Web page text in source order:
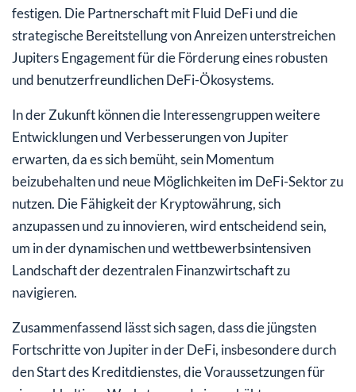
festigen. Die Partnerschaft mit Fluid DeFi und die
strategische Bereitstellung von Anreizen unterstreichen
Jupiters Engagement für die Förderung eines robusten
und benutzerfreundlichen DeFi-Ökosystems.
In der Zukunft können die Interessengruppen weitere
Entwicklungen und Verbesserungen von Jupiter
erwarten, da es sich bemüht, sein Momentum
beizubehalten und neue Möglichkeiten im DeFi-Sektor zu
nutzen. Die Fähigkeit der Kryptowährung, sich
anzupassen und zu innovieren, wird entscheidend sein,
um in der dynamischen und wettbewerbsintensiven
Landschaft der dezentralen Finanzwirtschaft zu
navigieren.
Zusammenfassend lässt sich sagen, dass die jüngsten
Fortschritte von Jupiter in der DeFi, insbesondere durch
den Start des Kreditdienstes, die Voraussetzungen für